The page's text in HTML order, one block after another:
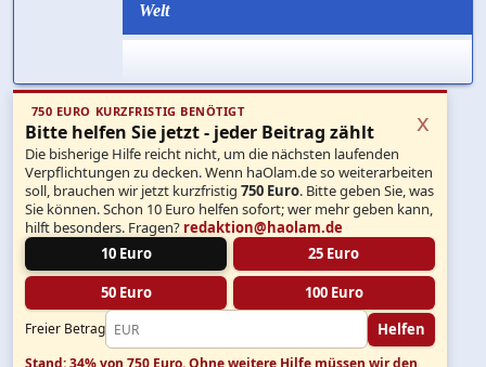
Welt
750 EURO KURZFRISTIG BENÖTIGT
Bitte helfen Sie jetzt - jeder Beitrag zählt
Die bisherige Hilfe reicht nicht, um die nächsten laufenden
Verpflichtungen zu decken. Wenn haOlam.de so weiterarbeiten
soll, brauchen wir jetzt kurzfristig750 Euro. Bitte geben Sie, was
Sie können. Schon 10 Euro helfen sofort; wer mehr geben kann,
hilft besonders. Fragen? redaktion@haolam.de
10 Euro
25 Euro
50 Euro 100 Euro
Freier Betrag Helfen
x
Stand: 34% von 750 Euro.Ohne weitere Hilfe müssen wir den